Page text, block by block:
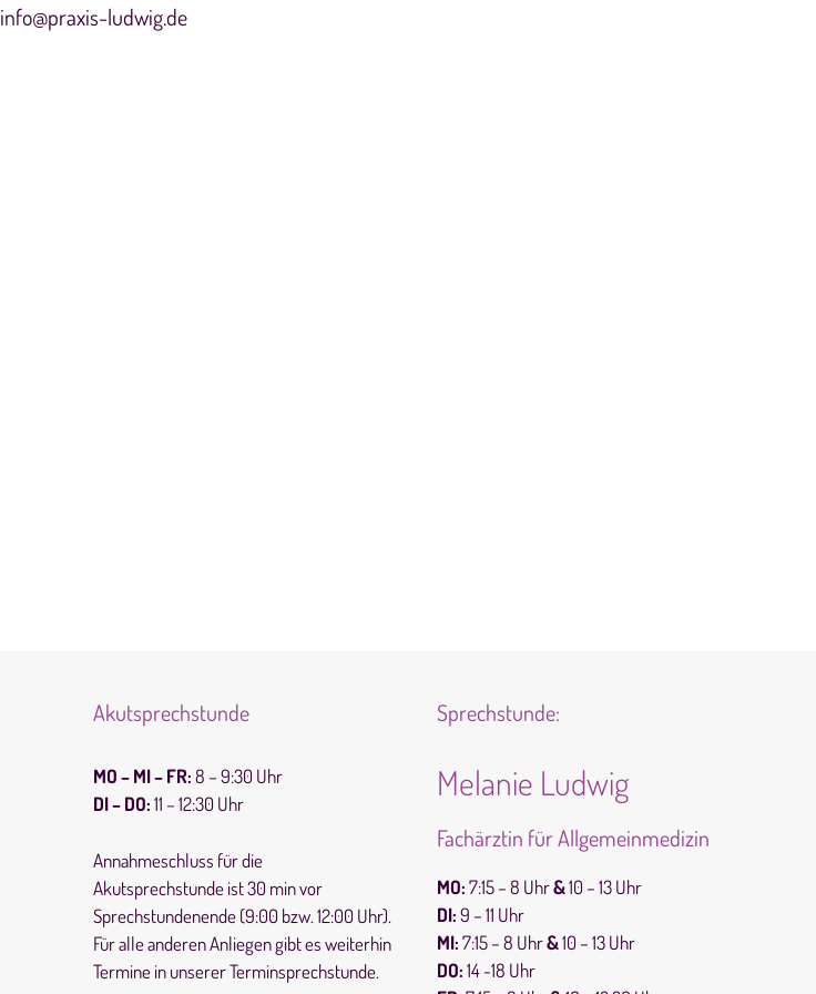
info@praxis-ludwig.de
Akutsprechstunde
MO – MI – FR:8 – 9:30 Uhr
DI – DO:11 – 12:30 Uhr
Annahmeschluss für die
Akutsprechstunde ist 30 min vor
Sprechstundenende (9:00 bzw. 12:00 Uhr).
Für alle anderen Anliegen gibt es weiterhin
Termine in unserer Terminsprechstunde.
Sprechstunde:
Melanie Ludwig
Fachärztin für Allgemeinmedizin
MO:7:15 – 8 Uhr&10 – 13 Uhr
DI:9 – 11 Uhr
MI:7:15 – 8 Uhr&10 – 13 Uhr
DO:14 -18 Uhr